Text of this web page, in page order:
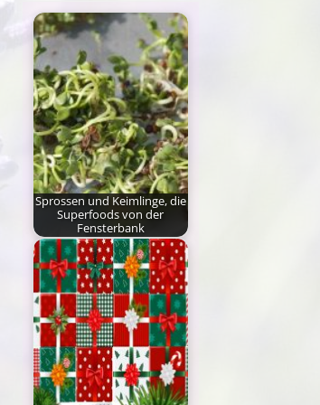
Sprossen und Keimlinge, die
Superfoods von der
Fensterbank
Naturbelassene
Lebensmittel, Gemüse,
Salat und Kräuter aus
regionalem, möglichst
ökologischen…